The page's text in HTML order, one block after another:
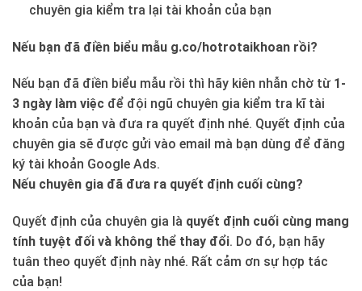
chuyên gia kiểm tra lại tài khoản của bạn
Nếu bạn đã điền biểu mẫu g.co/hotrotaikhoan rồi?
Nếu bạn đã điền biểu mẫu rồi thì hãy kiên nhẫn chờ từ 1-
3 ngày làm việc để đội ngũ chuyên gia kiểm tra kĩ tài
khoản của bạn và đưa ra quyết định nhé. Quyết định của
chuyên gia sẽ được gửi vào email mà bạn dùng để đăng
ký tài khoản Google Ads.
Nếu chuyên gia đã đưa ra quyết định cuối cùng?
Quyết định của chuyên gia là quyết định cuối cùng mang
tính tuyệt đối và không thể thay đổi. Do đó, bạn hãy
tuân theo quyết định này nhé. Rất cảm ơn sự hợp tác
của bạn!